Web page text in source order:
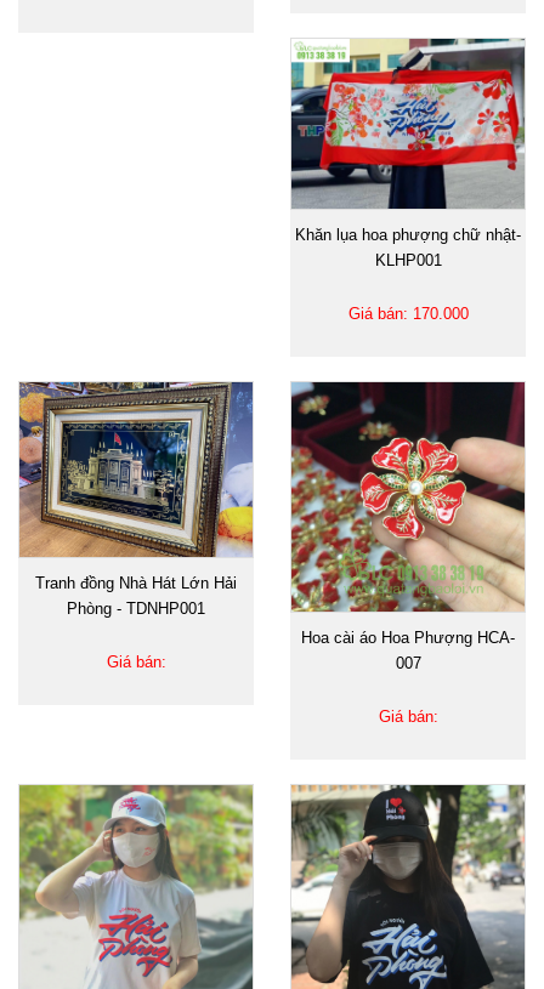
Khăn lụa hoa phượng chữ nhật-
KLHP001
Giá bán: 170.000
Tranh đồng Nhà Hát Lớn Hải
Phòng - TDNHP001
Giá bán:
Hoa cài áo Hoa Phượng HCA-
007
Giá bán: